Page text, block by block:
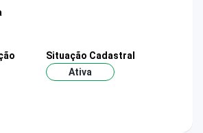
Situação Cadastral
Ativa